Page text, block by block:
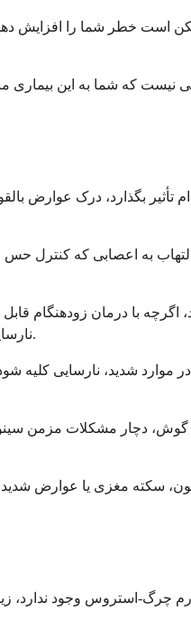
است خطر شما را افزایش
که شما به این بیماری
بگذارد، درک عوارض
به اعصابی که کنترل حس
با درمان زودهنگام
نارسایی قلبی باشد. نظارت منظم به تشخیص زودهنگام مشکلات قلبی کمک می‌کند، زمانی که بیشترین قابلیت درمان را دارند.
موارد شدید، نارسایی
و گوش، دچار مشکلات
سکته مغزی یا عوارض
چرگ-استروس وجود ندارد،